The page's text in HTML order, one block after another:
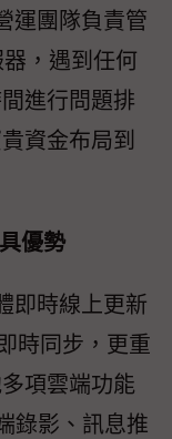
運團隊負責管
，遇到任何
進行問題排
資金布局到
優勢
即時線上更新
時同步，更重
項雲端功能
錄影、訊息推